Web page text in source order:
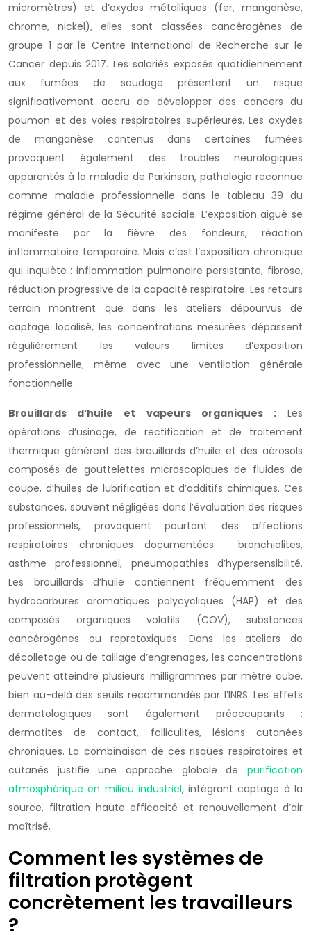
micromètres) et d’oxydes métalliques (fer, manganèse,
chrome, nickel), elles sont classées cancérogènes de
groupe 1 par le Centre International de Recherche sur le
Cancer depuis 2017. Les salariés exposés quotidiennement
aux fumées de soudage présentent un risque
significativement accru de développer des cancers du
poumon et des voies respiratoires supérieures. Les oxydes
de manganèse contenus dans certaines fumées
provoquent également des troubles neurologiques
apparentés à la maladie de Parkinson, pathologie reconnue
comme maladie professionnelle dans le tableau 39 du
régime général de la Sécurité sociale. L’exposition aiguë se
manifeste par la fièvre des fondeurs, réaction
inflammatoire temporaire. Mais c’est l’exposition chronique
qui inquiète : inflammation pulmonaire persistante, fibrose,
réduction progressive de la capacité respiratoire. Les retours
terrain montrent que dans les ateliers dépourvus de
captage localisé, les concentrations mesurées dépassent
régulièrement les valeurs limites d’exposition
professionnelle, même avec une ventilation générale
fonctionnelle.
Brouillards d’huile et vapeurs organiques :Les
opérations d’usinage, de rectification et de traitement
thermique génèrent des brouillards d’huile et des aérosols
composés de gouttelettes microscopiques de fluides de
coupe, d’huiles de lubrification et d’additifs chimiques. Ces
substances, souvent négligées dans l’évaluation des risques
professionnels, provoquent pourtant des affections
respiratoires chroniques documentées : bronchiolites,
asthme professionnel, pneumopathies d’hypersensibilité.
Les brouillards d’huile contiennent fréquemment des
hydrocarbures aromatiques polycycliques (HAP) et des
composés organiques volatils (COV), substances
cancérogènes ou reprotoxiques. Dans les ateliers de
décolletage ou de taillage d’engrenages, les concentrations
peuvent atteindre plusieurs milligrammes par mètre cube,
bien au-delà des seuils recommandés par l’INRS. Les effets
dermatologiques sont également préoccupants :
dermatites de contact, folliculites, lésions cutanées
chroniques. La combinaison de ces risques respiratoires et
cutanés justifie une approche globale de purification
atmosphérique en milieu industriel, intégrant captage à la
source, filtration haute efficacité et renouvellement d’air
maîtrisé.
Comment les systèmes de
filtration protègent
concrètement les travailleurs
?